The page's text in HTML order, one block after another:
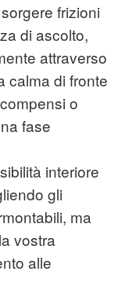
frizioni
di ascolto,
attraverso
calma di fronte
o
fase
interiore
gli
ma
vostra
alle